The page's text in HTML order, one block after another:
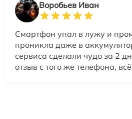
Воробьев Иван
Смартфон упал в лужу и
проникла даже в
сервиса сделали чудо за 2
отзыв с того же телефона,